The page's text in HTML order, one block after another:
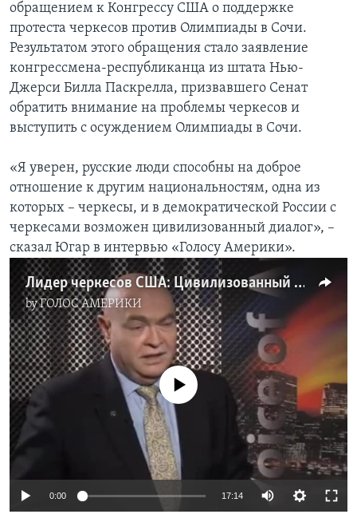
обращением к Конгрессу США о поддержке
протеста черкесов против Олимпиады в Сочи.
Результатом этого обращения стало заявление
конгрессмена-республиканца из штата Нью-
Джерси Билла Паскрелла, призвавшего Сенат
обратить внимание на проблемы черкесов и
выступить с осуждением Олимпиады в Сочи.
«Я уверен, русские люди способны на доброе
отношение к другим национальностям, одна из
которых – черкесы, и в демократической России с
черкесами возможен цивилизованный диалог», –
сказал Югар в интервью «Голосу Америки».
Лидер черкесов США: Цивилизованный диалог с черкесами возможен в демократической России
byГОЛОС АМЕРИКИ
No media source currently available
0:00 17:14